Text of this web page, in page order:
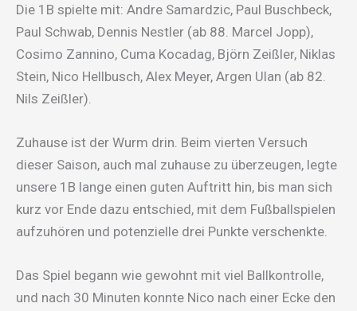
Die 1B spielte mit: Andre Samardzic, Paul Buschbeck,
Paul Schwab, Dennis Nestler (ab 88. Marcel Jopp),
Cosimo Zannino, Cuma Kocadag, Björn Zeißler, Niklas
Stein, Nico Hellbusch, Alex Meyer, Argen Ulan (ab 82.
Nils Zeißler).
Zuhause ist der Wurm drin. Beim vierten Versuch
dieser Saison, auch mal zuhause zu überzeugen, legte
unsere 1B lange einen guten Auftritt hin, bis man sich
kurz vor Ende dazu entschied, mit dem Fußballspielen
aufzuhören und potenzielle drei Punkte verschenkte.
Das Spiel begann wie gewohnt mit viel Ballkontrolle,
und nach 30 Minuten konnte Nico nach einer Ecke den